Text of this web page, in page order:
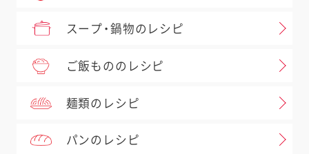
スープ・鍋物のレシピ
ご飯もののレシピ
麺類のレシピ
パンのレシピ